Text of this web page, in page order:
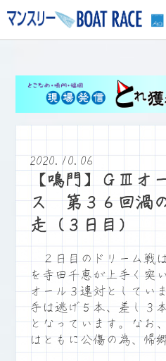
2020.10.06
【鳴門】ＧⅢオ
ス 第３６回渦
走（３日目）
２日目のドリーム戦
を寺田千恵が上手く突
オール３連対としてい
手は逃げ５本、差し３
となっています。なお
はともに公傷の為、帰